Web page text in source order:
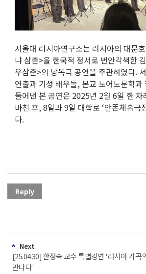
서울대 러시아연구소는 러시아의 대문
냐 삼촌>을 한국적 정서로 번안각색한
우삼촌>의 낭독극 공연을 주관하였다.
연출과 기성 배우들, 본교 노어노문학과
들어낸 본 공연은 2025년 2월 6일 한 차
마친 후, 8일과 9일 대학로 ‘안똔체홉극
다.
Reply
Next
[25.04.30] 한정숙 교수 특별강연 '러시아 가곡
만나다'